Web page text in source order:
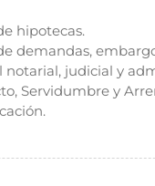
hipotecas.
demandas,
notarial, judicial y
Servidumbre y